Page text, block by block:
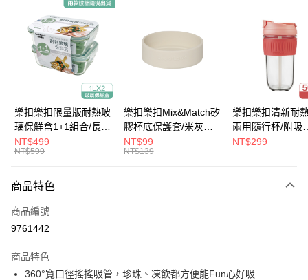
Apple Pay
街口支付
大哥付你分期
相關說明
【大哥付你分期使用說明】
1.本服務由台灣大哥大提供，台灣大哥大用戶可立即使用無須另外申請。
成交易。
4.訂單成立30分鐘內，如未前往確認交易或遇審核未通過，訂單將自動取
消。如遇「轉專審核」未通過狀況，表示未達大哥付你分期系統評分，恕無
1.分期款項不併入電信帳單，「大哥付你分期」於每月結算日後寄送繳費提
醒簡訊。
ATM付款
運送方式
付款後全家取貨
每筆NT$80，滿NT$888(含以上)免運費
每筆NT$80，滿NT$888(含以上)免運費
樂扣樂扣限量版耐熱玻
璃保鮮盒1+1組合/長方
形/1L(LLG445KKSP2-
01)
NT$499
NT$599
樂扣樂扣Mix&Match矽
膠杯底保護套/米灰
(BOTTOM-
LHC4343BEG)
NT$99
NT$139
樂扣樂扣清新耐
兩用隨行杯/附吸
管/500ml/粉
NT$299
商品特色
商品編號
9761442
商品特色
360°寬口徑搖搖吸管，珍珠、凍飲都方便能Fun心好吸